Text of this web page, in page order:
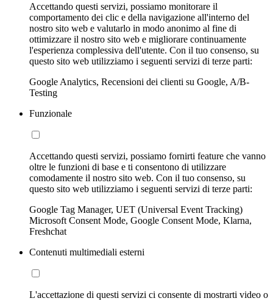
Accettando questi servizi, possiamo monitorare il
comportamento dei clic e della navigazione all'interno del
nostro sito web e valutarlo in modo anonimo al fine di
ottimizzare il nostro sito web e migliorare continuamente
l'esperienza complessiva dell'utente. Con il tuo consenso, su
questo sito web utilizziamo i seguenti servizi di terze parti:
Google Analytics, Recensioni dei clienti su Google, A/B-
Testing
Funzionale
Accettando questi servizi, possiamo fornirti feature che vanno
oltre le funzioni di base e ti consentono di utilizzare
comodamente il nostro sito web. Con il tuo consenso, su
questo sito web utilizziamo i seguenti servizi di terze parti:
Google Tag Manager, UET (Universal Event Tracking)
Microsoft Consent Mode, Google Consent Mode, Klarna,
Freshchat
Contenuti multimediali esterni
L'accettazione di questi servizi ci consente di mostrarti video o